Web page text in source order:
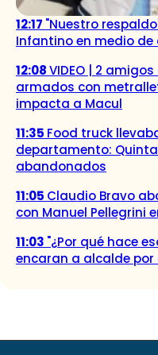
12:17 "Nuestro
Infantino en medio
12:08VIDEO | 2
armados con
impacta a Macul
11:35 Food truck
departamento:
abandonados
11:05 Claudio Bravo
con Manuel Pellegrini
11:03 "¿Por qué hace
encaran a alcalde